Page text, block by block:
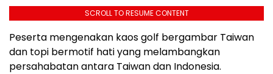
SCROLL TO RESUME CONTENT
Peserta mengenakan kaos golf bergambar Taiwan
dan topi bermotif hati yang melambangkan
persahabatan antara Taiwan dan Indonesia.